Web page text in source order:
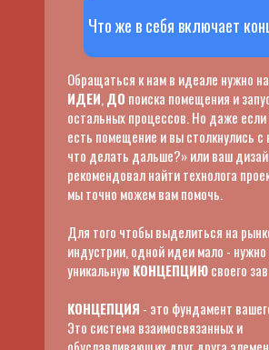
Обращаться к нам в идеале нужно
ИДЕИ, ДО поиска помещения и
остальных процессов. Но даже если
есть помещение и вы столкнулись с
что делать дальше?» или ваш
рекомендовал найти технолога
мы точно можем вам помочь.
Для того чтобы выделиться на
индустрии, одной идеи мало -
уникальную КОНЦЕПЦИЮсвоего
КОНЦЕПЦИЯ - это фундамент
Это система взаимосвязанных и
Что же в себя включает
Основатели компании DoMy и
главные эксперты